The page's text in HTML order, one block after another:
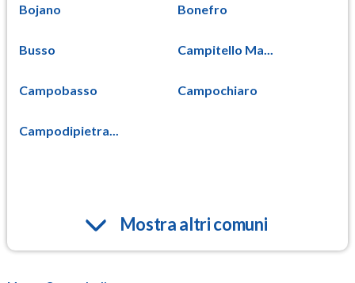
Bojano Bonefro
Busso Campitello Ma...
Campobasso Campochiaro
Campodipietra...
Mostra altri comuni